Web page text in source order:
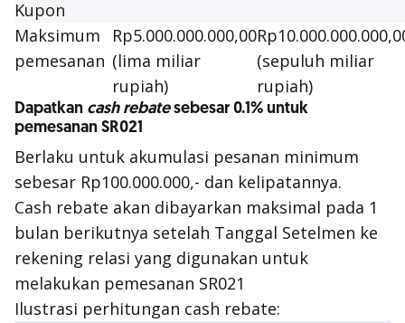
Kupon
Maksimum
pemesanan
Rp5.000.000.000,00
(lima miliar
rupiah)
(sepuluh miliar
rupiah)
Dapatkan cash rebatesebesar 0.1% untuk
pemesanan SR021
Berlaku untuk akumulasi pesanan minimum
sebesar Rp100.000.000,- dan kelipatannya.
Cash rebate akan dibayarkan maksimal pada 1
bulan berikutnya setelah Tanggal Setelmen ke
rekening relasi yang digunakan untuk
melakukan pemesanan SR021
Ilustrasi perhitungan cash rebate: